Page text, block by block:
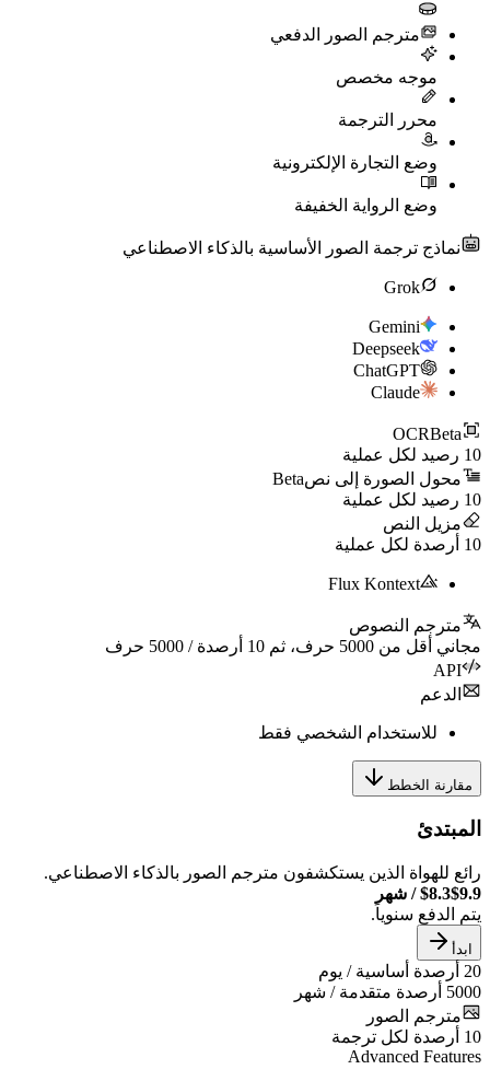
مترجم الصور الدفعي
موجه مخصص
محرر الترجمة
وضع التجارة الإلكترونية
وضع الرواية الخفيفة
ترجمة الصور الأساسية بالذكاء الاصطناعي
Grok
Gemini
Deepseek
ChatGPT
Claude
OCR
لكل عملية
الصورة إلى نصBeta
لكل عملية
النص
لكل عملية
Flux Kontext
النصوص
أقل من5000حرف، ثم 10أرصدة / 5000 حرف
للاستخدام الشخصي فقط
الخطط
الذين يستكشفون مترجم الصور بالذكاء الاصطناعي.
/شهر
سنوياً.
أساسية / يوم
متقدمة / شهر
الصور
لكل ترجمة
Advanced